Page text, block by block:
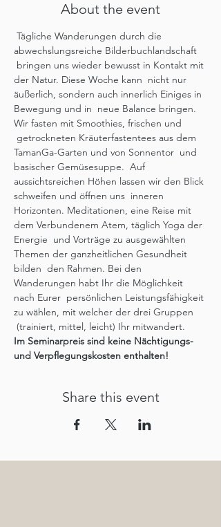
About the event
Tägliche Wanderungen durch die
abwechslungsreiche Bilderbuchlandschaft
bringen uns wieder bewusst in Kontakt mit
der Natur. Diese Woche kann  nicht nur
äußerlich, sondern auch innerlich Einiges in
Bewegung und in  neue Balance bringen.
Wir fasten mit Smoothies, frischen und
getrockneten Kräuterfastentees aus dem
TamanGa-Garten und von Sonnentor  und
basischer Gemüsesuppe.  Auf
aussichtsreichen Höhen lassen wir den Blick
schweifen und öffnen uns  inneren
Horizonten. Meditationen, eine Reise mit
dem Verbundenem Atem, täglich Yoga der
Energie  und Vorträge zu ausgewählten
Themen der ganzheitlichen Gesundheit
bilden  den Rahmen. Bei den
Wanderungen habt Ihr die Möglichkeit
nach Eurer  persönlichen Leistungsfähigkeit
zu wählen, mit welcher der drei Gruppen
(trainiert, mittel, leicht) Ihr mitwandert.
Im Seminarpreis sind keine Nächtigungs-
und Verpflegungskosten enthalten!
Share this event